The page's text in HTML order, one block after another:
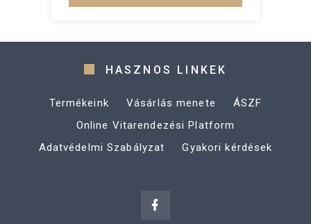
HASZNOS LINKEK
Termékeink Vásárlás menete
ÁSZF
Online Vitarendezési Platform
Adatvédelmi Szabályzat
Gyakori kérdések